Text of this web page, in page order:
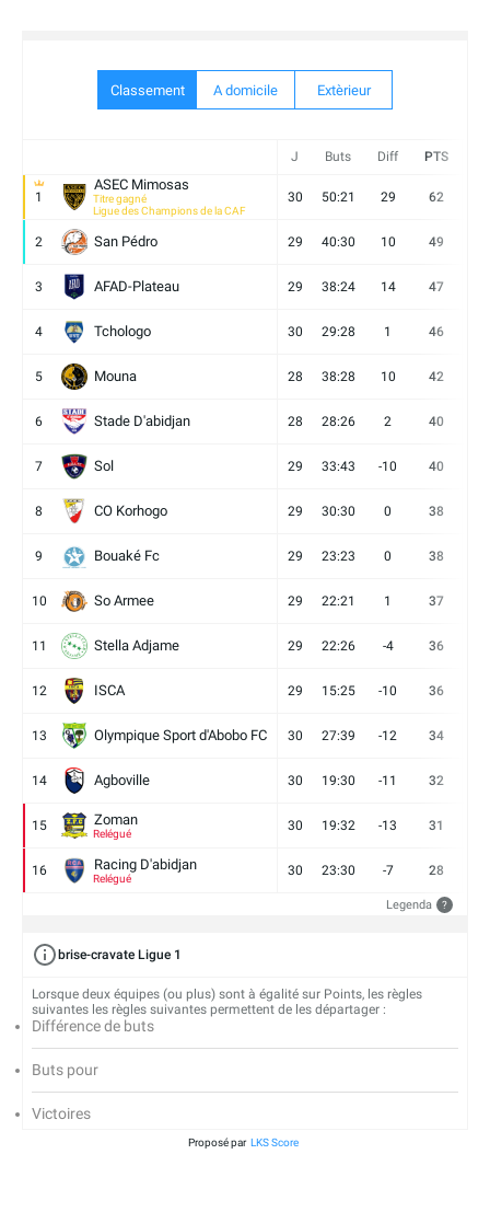
Classement A domicile Extèrieur
J Buts Diff PTS
1
ASEC Mimosas
Titre gagné
Ligue des Champions de la CAF
30 50:21 29 62
2 San Pédro 29 40:30 10 49
3 AFAD-Plateau 29 38:24 14 47
4 Tchologo 30 29:28 1 46
5 Mouna 28 38:28 10 42
6 Stade D'abidjan 28 28:26 2 40
7 Sol 29 33:43 -10 40
8 CO Korhogo 29 30:30 0 38
9 Bouaké Fc 29 23:23 0 38
10 So Armee 29 22:21 1 37
11 Stella Adjame 29 22:26 -4 36
12 ISCA 29 15:25 -10 36
13 Olympique Sport d'Abobo FC 30 27:39 -12 34
14 Agboville 30 19:30 -11 32
15 Zoman
Relégué
30 19:32 -13 31
16 Racing D'abidjan
Relégué
30 23:30 -7 28
Legenda ?
brise-cravate Ligue 1
Lorsque deux équipes (ou plus) sont à égalité sur Points, les règles
suivantes les règles suivantes permettent de les départager :
Différence de buts
Buts pour
Victoires
Proposé par LKS Score